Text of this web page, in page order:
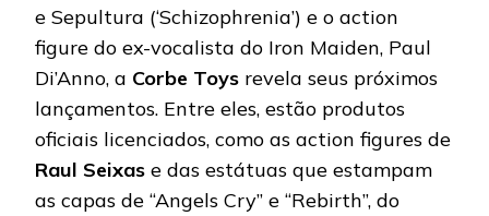
e Sepultura (‘Schizophrenia’) e o action
figure do ex-vocalista do Iron Maiden, Paul
Di’Anno, a Corbe Toys revela seus próximos
lançamentos. Entre eles, estão produtos
oficiais licenciados, como as action figures de
Raul Seixas e das estátuas que estampam
as capas de “Angels Cry” e “Rebirth”, do